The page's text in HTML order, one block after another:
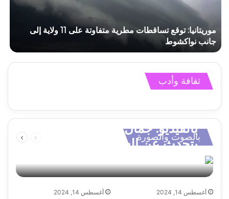
تساقطات مطرية متفاوتة على مناطق متفرقة بولاية الحوض
الشرقي
ثقافة وأدب
بالصوت والصورة الصفحةالصفحة
بالفيديو: جمال عبد الناصر
يتحدث عن العلاقة بين المعونات
الوطني
أغسطس 14, 2024 أغسطس 14, 2024